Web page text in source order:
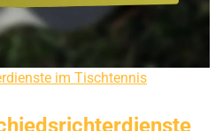
im Tischtennis